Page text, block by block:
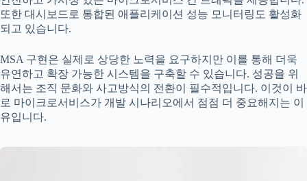
또한 대시보드로 통합된 애플리케이션 성능 모니터링도 활성화
되고 있습니다.
MSA 구현은 실제로 상당한 노력을 요구하지만 이를 통해 더욱
유연하고 확장 가능한 시스템을 구축할 수 있습니다. 성공을 위
해서는 조직 문화와 사고방식의 전환이 필수적입니다. 이것이 바
로 마이크로서비스가 개발 시나리오에서 점점 더 중요해지는 이
유입니다.